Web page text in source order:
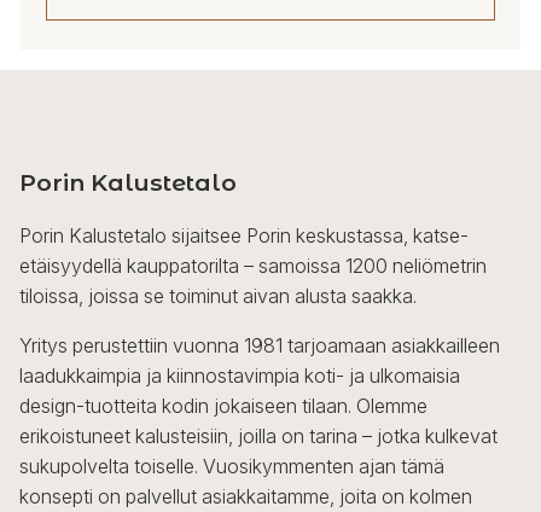
Porin Kalustetalo
Porin Kalustetalo sijaitsee Porin keskustassa, katse-
etäisyydellä kauppatorilta – samoissa 1200 neliömetrin
tiloissa, joissa se toiminut aivan alusta saakka.
Yritys perustettiin vuonna 1981 tarjoamaan asiakkailleen
laadukkaimpia ja kiinnostavimpia koti- ja ulkomaisia
design-tuotteita kodin jokaiseen tilaan. Olemme
erikoistuneet kalusteisiin, joilla on tarina – jotka kulkevat
sukupolvelta toiselle. Vuosikymmenten ajan tämä
konsepti on palvellut asiakkaitamme, joita on kolmen